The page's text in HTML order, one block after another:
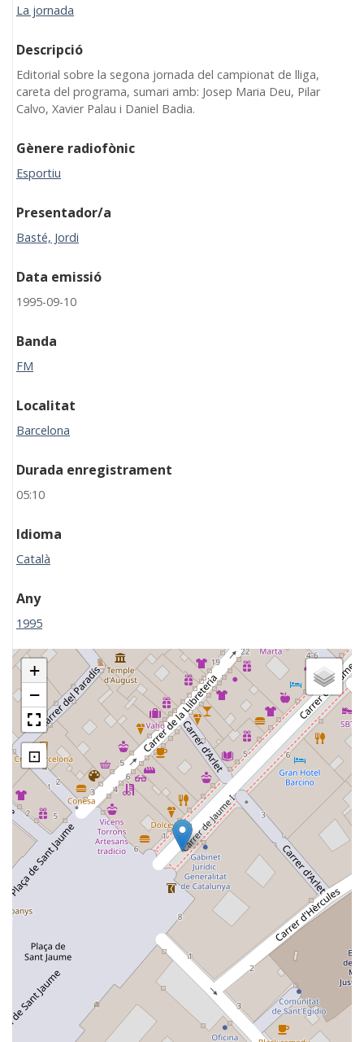
La jornada
Descripció
Editorial sobre la segona jornada del campionat de lliga,
careta del programa, sumari amb: Josep Maria Deu, Pilar
Calvo, Xavier Palau i Daniel Badia.
Gènere radiofònic
Esportiu
Presentador/a
Basté, Jordi
Data emissió
1995-09-10
Banda
FM
Localitat
Barcelona
Durada enregistrament
05:10
Idioma
Català
Any
1995
+
−
⊡